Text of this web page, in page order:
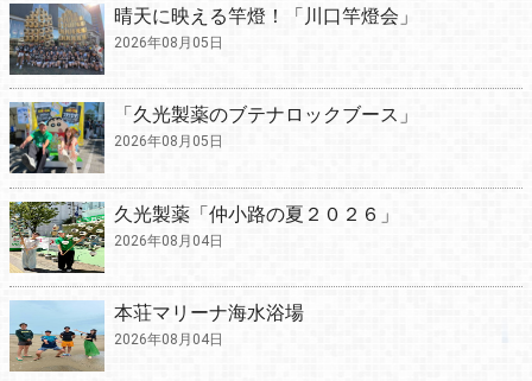
晴天に映える竿燈！「川口竿燈会」
2026年08月05日
「久光製薬のブテナロックブース」
2026年08月05日
久光製薬「仲小路の夏２０２６」
2026年08月04日
本荘マリーナ海水浴場
2026年08月04日